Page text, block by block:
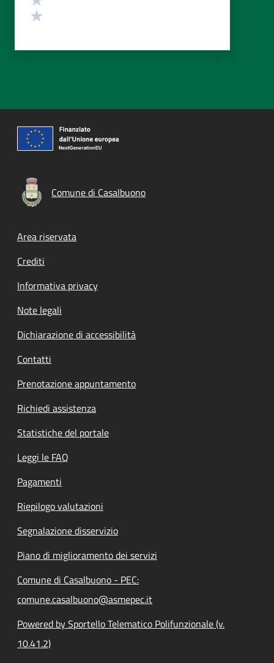
Comune di Casalbuono
Footer menu
Area riservata
Crediti
Informativa privacy
Note legali
Dichiarazione di accessibilità
Contatti
Prenotazione appuntamento
Richiedi assistenza
Statistiche del portale
Leggi le FAQ
Pagamenti
Riepilogo valutazioni
Segnalazione disservizio
Piano di miglioramento dei servizi
Comune di Casalbuono - PEC:
comune.casalbuono@asmepec.it
Powered by Sportello Telematico Polifunzionale (v.
10.41.2)